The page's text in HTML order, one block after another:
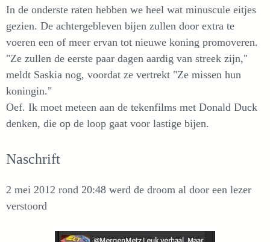
In de onderste raten hebben we heel wat minuscule eitjes
gezien. De achtergebleven bijen zullen door extra te
voeren een of meer ervan tot nieuwe koning promoveren.
"Ze zullen de eerste paar dagen aardig van streek zijn,"
meldt Saskia nog, voordat ze vertrekt "Ze missen hun
koningin."
Oef. Ik moet meteen aan de tekenfilms met Donald Duck
denken, die op de loop gaat voor lastige bijen.
Naschrift
2 mei 2012 rond 20:48 werd de droom al door een lezer
verstoord